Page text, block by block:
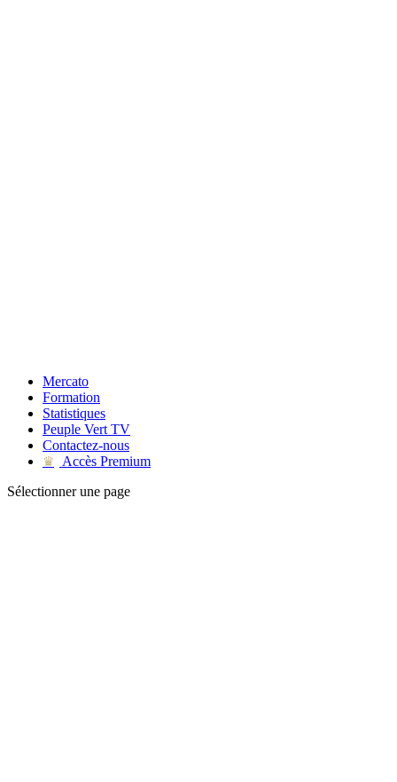
Mercato
Formation
Statistiques
Peuple Vert TV
Contactez-nous
♛
Accès Premium
Sélectionner une page